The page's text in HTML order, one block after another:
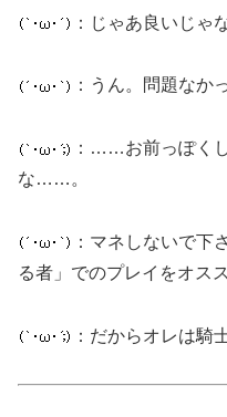
：じゃあ良いじゃ
：うん。問題なか
：……お前っぽく
な……。
：マネしないで
る者」でのプレイをオス
：だからオレは騎